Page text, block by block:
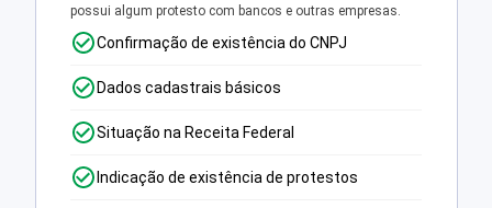
possui algum protesto com bancos e outras empresas.
Confirmação de existência do CNPJ
Dados cadastrais básicos
Situação na Receita Federal
Indicação de existência de protestos